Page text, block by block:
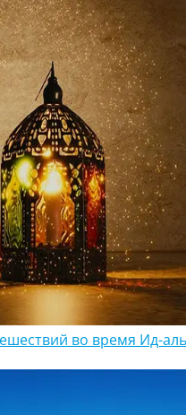
во время Ид-